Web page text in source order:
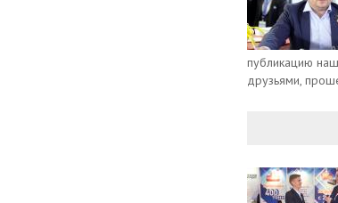
публикацию
друзьями,